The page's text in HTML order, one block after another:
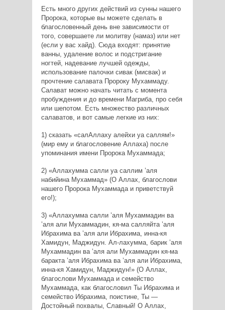
Есть много других действий из сунны нашего
Пророка, которые вы можете сделать в
благословенный день вне зависимости от
того, совершаете ли молитву (намаз) или нет
(если у вас хайд). Сюда входят: принятие
ванны, удаление волос и подстригание
ногтей, надевание лучшей одежды,
использование палочки сивак (мисвак) и
прочтение салавата Пророку Мухаммаду.
Салават можно начать читать с момента
пробуждения и до времени Магриба, про себя
или шепотом. Есть множество различных
салаватов, и вот самые легкие из них:
1) сказать «салАллаху алейхи уа саллям!»
(мир ему и благословение Аллаха) после
упоминания имени Пророка Мухаммада;
2) «Аллахумма салли уа саллим ’аля
набийина Мухаммад» (О Аллах, благослови
нашего Пророка Мухаммада и приветствуй
его!);
3) «Аллахумма салли ’аля Мухаммадин ва
’аля али Мухаммадин, кя-ма салляйта ’аля
Ибрахима ва ’аля али Ибрахима, инна-кя
Хамидун, Маджидун. Ал-лахумма, барик ’аля
Мухаммадин ва ’аля али Мухаммадин кя-ма
баракта ’аля Ибрахима ва ’аля али Ибрахима,
инна-кя Хамидун, Маджидун!» (О Аллах,
благослови Мухаммада и семейство
Мухаммада, как благословил Ты Ибрахима и
семейство Ибрахима, поистине, Ты —
Достойный похвалы, Славный! О Аллах,